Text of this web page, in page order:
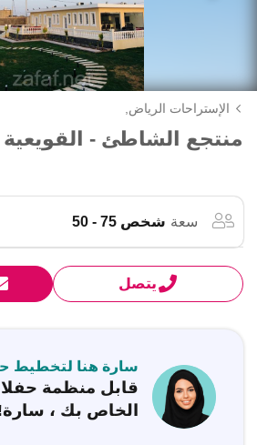
الإستراحات الرياض,
منتجع الشاطئ - القويعية
سعة شخص 75 - 50
يتصل
سارة هنا لتخطيط
قابل منظمة
الخاص بك ،